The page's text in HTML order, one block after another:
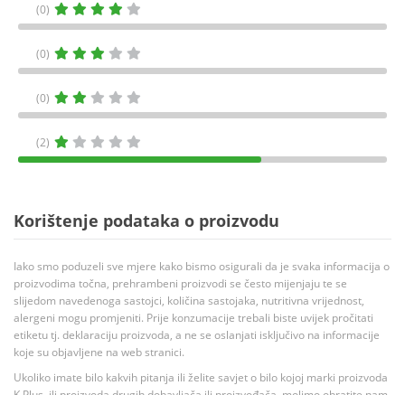
(0)
(0)
(0)
(2)
Korištenje podataka o proizvodu
Iako smo poduzeli sve mjere kako bismo osigurali da je svaka informacija o
proizvodima točna, prehrambeni proizvodi se često mijenjaju te se
slijedom navedenoga sastojci, količina sastojaka, nutritivna vrijednost,
alergeni mogu promjeniti. Prije konzumacije trebali biste uvijek pročitati
etiketu tj. deklaraciju proizvoda, a ne se oslanjati isključivo na informacije
koje su objavljene na web stranici.
Ukoliko imate bilo kakvih pitanja ili želite savjet o bilo kojoj marki proizvoda